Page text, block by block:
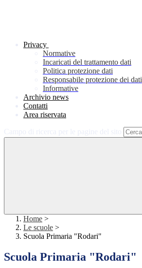
Privacy
Normative
Incaricati del trattamento dati
Politica protezione dati
Responsabile protezione dei dati
Informative
Archivio news
Contatti
Area riservata
Home >
Le scuole >
Scuola Primaria "Rodari"
Scuola Primaria "Rodari"